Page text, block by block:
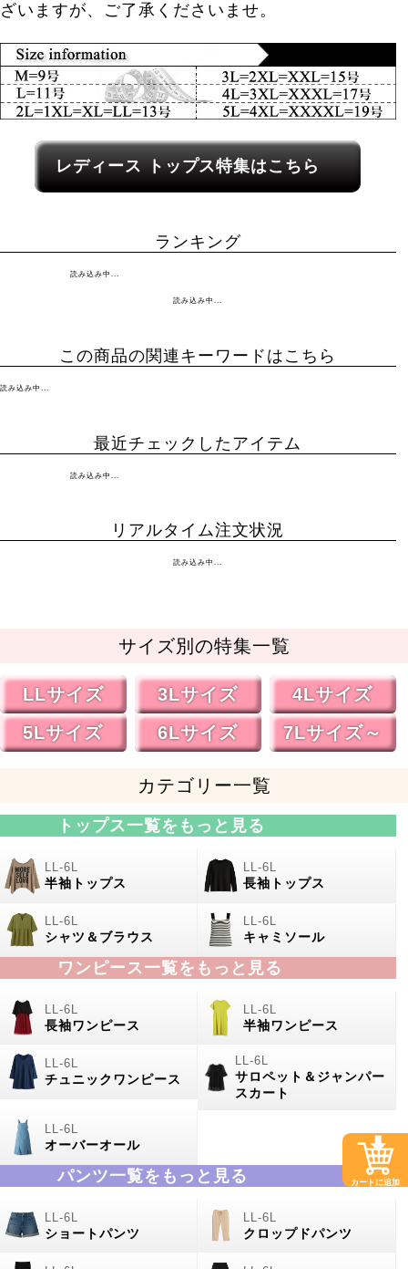
ざいますが、ご了承くださいませ。
レディース関連カテゴリーへのリンク
レディース トップス特集はこちら
ランキング
読み込み中...
読み込み中...
この商品の関連キーワードはこちら
読み込み中...
最近チェックしたアイテム
読み込み中...
リアルタイム注文状況
読み込み中...
サイズ別の特集一覧
LLサイズ 3Lサイズ
4Lサイズ
5Lサイズ
6Lサイズ 7Lサイズ～
カテゴリー一覧
トップス一覧をもっと見る
半袖トップス 長袖トップス
シャツ＆ブラウス キャミソール
ワンピース一覧をもっと見る
長袖ワンピース 半袖ワンピース
チュニックワンピース
サロペット＆ジャンパー
スカート
オーバーオール
パンツ一覧をもっと見る
ショートパンツ クロップドパンツ
カートに追加